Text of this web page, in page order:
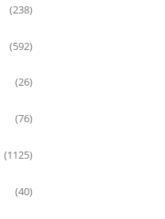
(238)
(592)
(26)
(76)
(1125)
(40)